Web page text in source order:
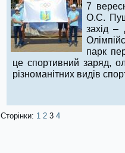
7
О.С.
захід –
парк
це спортивний заряд,
різноманітних видів
Сторінки: 1 2 3 4